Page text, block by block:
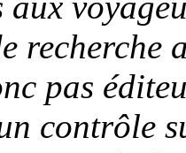
recherche
pas
contrôle